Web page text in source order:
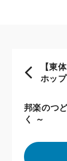
【東
ホッ
邦楽のつ
く ～